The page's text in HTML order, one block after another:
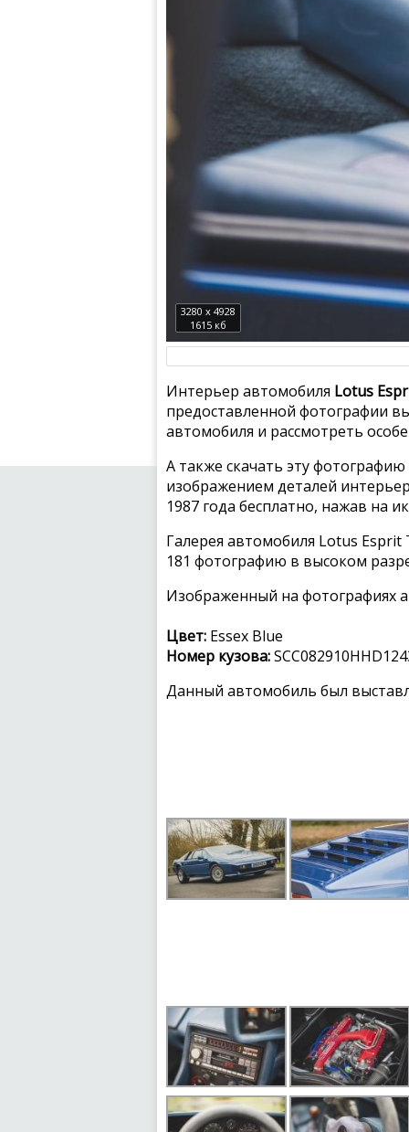
3280 x 4928
1615 кб
Интерьер автомобиля Lotus
предоставленной фотографии
автомобиля и рассмотреть
А также скачать эту
изображением деталей
1987 года бесплатно, нажав на
Галерея автомобиля Lotus Esprit
181 фотографию в высоком
Изображенный на фотографиях
Цвет: Essex Blue
Номер кузова:
Данный автомобиль был